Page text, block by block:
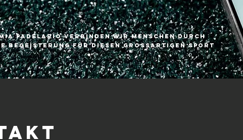
Padelario verbinden wir Menschen durch
Begeisterung für diesen grossartigen Sport